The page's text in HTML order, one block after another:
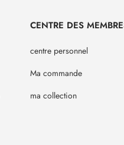
CENTRE DES
centre personnel
Ma commande
ma collection